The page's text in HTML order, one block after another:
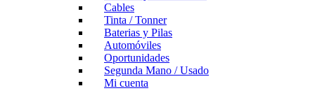
Cables
Tinta / Tonner
Baterias y Pilas
Automóviles
Oportunidades
Segunda Mano / Usado
Mi cuenta